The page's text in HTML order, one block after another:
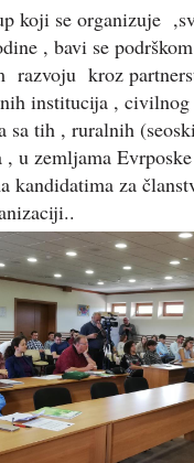
koji se organizuje
, bavi se podrškom
razvoju kroz
institucija , civilnog
sa tih , ruralnih
, u zemljama
kandidatima za